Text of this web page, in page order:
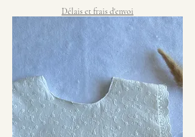
Délais et frais d'envoi